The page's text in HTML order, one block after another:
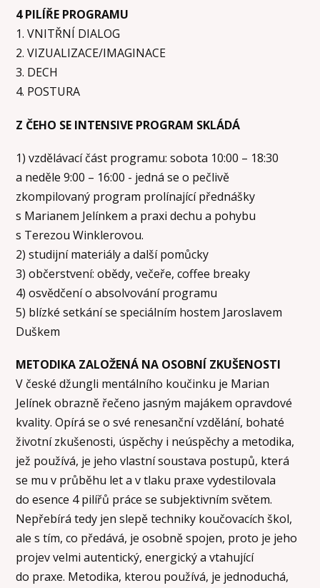
4 PILÍŘE PROGRAMU
1. VNITŘNÍ DIALOG
2. VIZUALIZACE/IMAGINACE
3. DECH
4. POSTURA
Z ČEHO SE INTENSIVE PROGRAM SKLÁDÁ
1) vzdělávací část programu: sobota 10:00 – 18:30
a neděle 9:00 – 16:00 - jedná se o pečlivě
zkompilovaný program prolínající přednášky
s Marianem Jelínkem a praxi dechu a pohybu
s Terezou Winklerovou.
2) studijní materiály a další pomůcky
3) občerstvení: obědy, večeře, coffee breaky
4) osvědčení o absolvování programu
5) blízké setkání se speciálním hostem Jaroslavem
Duškem
METODIKA ZALOŽENÁ NA OSOBNÍ ZKUŠENOSTI
V české džungli mentálního koučinku je Marian
Jelínek obrazně řečeno jasným majákem opravdové
kvality. Opírá se o své renesanční vzdělání, bohaté
životní zkušenosti, úspěchy i neúspěchy a metodika,
jež používá, je jeho vlastní soustava postupů, která
se mu v průběhu let a v tlaku praxe vydestilovala
do esence 4 pilířů práce se subjektivním světem.
Nepřebírá tedy jen slepě techniky koučovacích škol,
ale s tím, co předává, je osobně spojen, proto je jeho
projev velmi autentický, energický a vtahující
do praxe. Metodika, kterou používá, je jednoduchá,